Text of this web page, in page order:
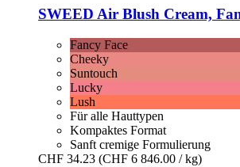
SWEED Air Blush Cream,
Fancy Face
Cheeky
Suntouch
Lucky
Lush
Für alle Hauttypen
Kompaktes Format
Sanft cremige Formulierung
CHF 34.23 (CHF 6 846.00 / kg)